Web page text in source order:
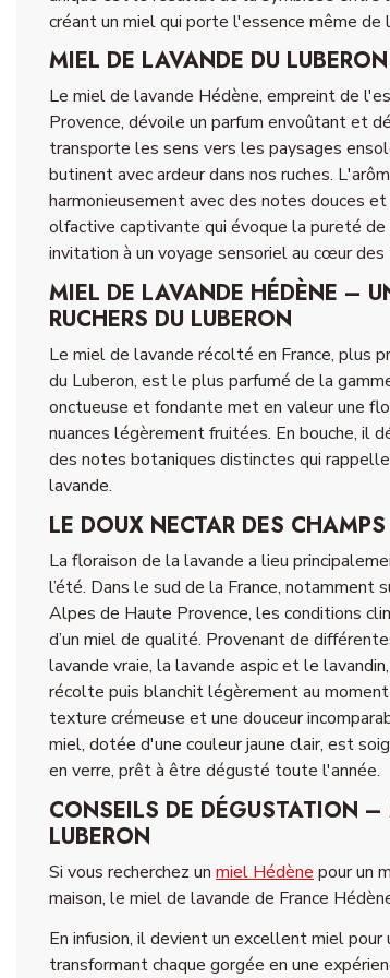
créant un miel qui porte l'essence même de
MIEL DE LAVANDE DU
Le miel de lavande Hédène, empreint de
Provence, dévoile un parfum envoûtant et
transporte les sens vers les paysages
butinent avec ardeur dans nos ruches.
harmonieusement avec des notes douces
olfactive captivante qui évoque la pureté
invitation à un voyage sensoriel au cœur des
MIEL DE LAVANDE HÉDÈNE –
RUCHERS DU LUBERON
Le miel de lavande récolté en France, plus
du Luberon, est le plus parfumé de la
onctueuse et fondante met en valeur une
nuances légèrement fruitées. En bouche, il
des notes botaniques distinctes qui
lavande.
LE DOUX NECTAR DES
La floraison de la lavande a lieu
l’été. Dans le sud de la France,
Alpes de Haute Provence, les conditions
d’un miel de qualité. Provenant de
lavande vraie, la lavande aspic et le
récolte puis blanchit légèrement au
texture crémeuse et une douceur
miel, dotée d'une couleur jaune clair, est
en verre, prêt à être dégusté toute l'année.
CONSEILS DE DÉGUSTATION
LUBERON
Si vous recherchez un miel Hédène pour un
maison, le miel de lavande de France
En infusion, il devient un excellent miel
transformant chaque gorgée en une